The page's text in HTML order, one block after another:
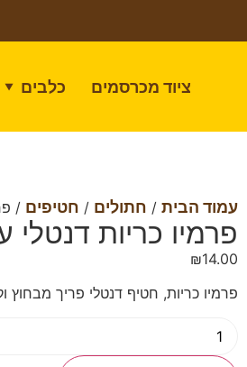
ציוד מכרסמים כלבים ▼
עמוד הבית / חתולים / חטיפים /
פרמיו כריות דנטלי עוף 60
₪14.00
פרמיו כריות, חטיף דנטלי פריך מבחוץ